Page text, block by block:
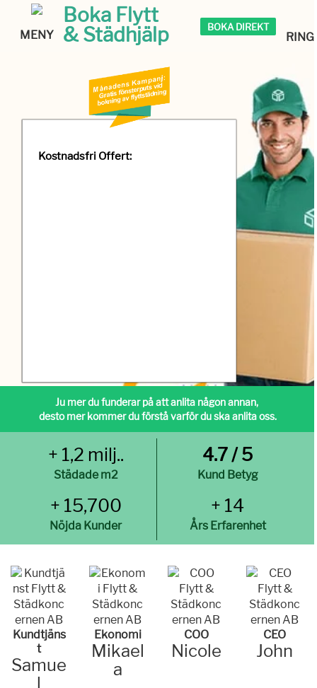
MENY
Boka Flytt
& Städhjälp
BOKA DIREKT
RING
Kostnadsfri Offert:
Ju mer du funderar på att anlita någon annan,
desto mer kommer du förstå varför du ska anlita oss.
+ 1,2 milj..
Städade m2
+ 15,700
Nöjda Kunder
4.7 / 5
Kund Betyg
+ 14
Års Erfarenhet
Kundtjäns
t
Samue
l
Ekonomi
Mikael
a
COO
Nicole
CEO
John